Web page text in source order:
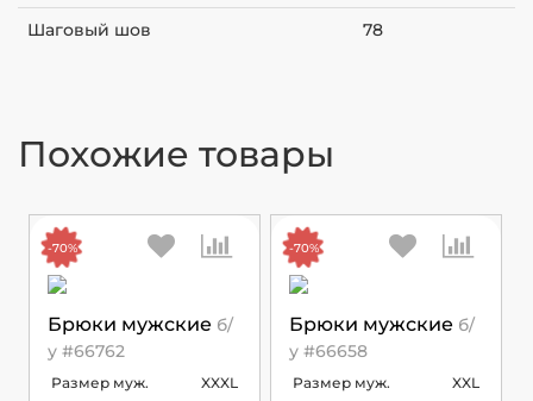
Шаговый шов 78
Похожие товары
Брюки мужские б/
у #66762
Размер муж.
XXXL
-70%
Брюки мужские б/
у #66658
Размер муж.
XXL
-70%